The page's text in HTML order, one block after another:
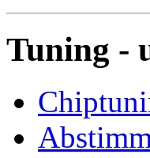
Tuning -